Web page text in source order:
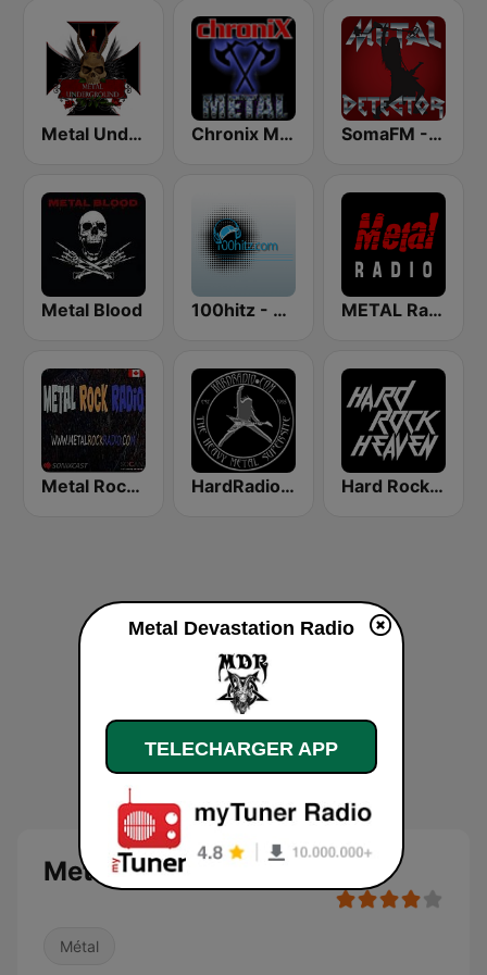
Metal Underground Chronix Metal SomaFM - Metal Detector
Metal Blood 100hitz - Metal METAL Radio
Metal Rock Radio HardRadio.com Hard Rock Heaven
Metal Devastation Radio
Métal
Metal Devastation Radio
TELECHARGER APP